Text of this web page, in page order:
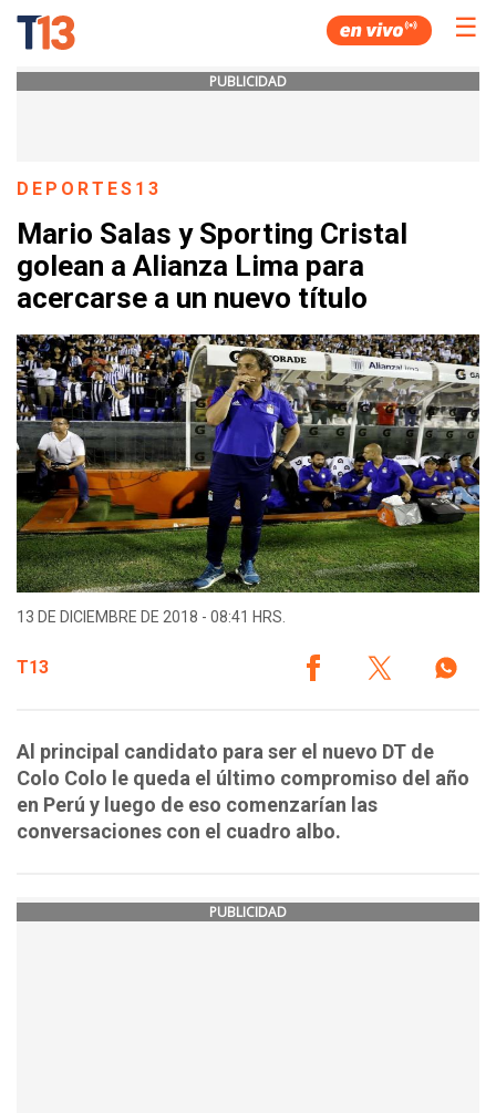
☰
PUBLICIDAD
DEPORTES13
Mario Salas y Sporting Cristal
golean a Alianza Lima para
acercarse a un nuevo título
13 DE DICIEMBRE DE 2018 - 08:41 HRS.
T13
Al principal candidato para ser el nuevo DT de
Colo Colo le queda el último compromiso del año
en Perú y luego de eso comenzarían las
conversaciones con el cuadro albo.
PUBLICIDAD